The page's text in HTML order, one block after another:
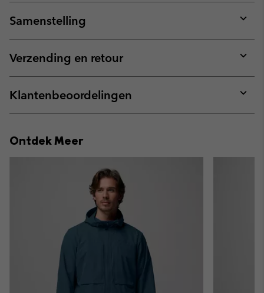
Samenstelling
or
Verzending en retour
or
Klantenbeoordelingen
or
Ontdek Meer